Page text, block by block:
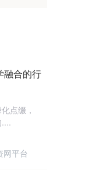
融合的行
点缀，
网平台